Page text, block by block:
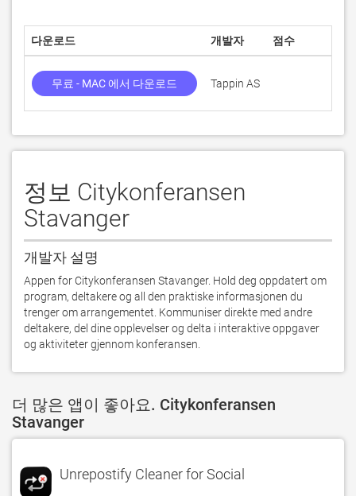
다운로드 개발자 점수
무료 - MAC 에서 다운로드 Tappin AS
정보 Citykonferansen
Stavanger
개발자 설명
Appen for Citykonferansen Stavanger. Hold deg oppdatert om
program, deltakere og all den praktiske informasjonen du
trenger om arrangementet. Kommuniser direkte med andre
deltakere, del dine opplevelser og delta i interaktive oppgaver
og aktiviteter gjennom konferansen.
더 많은 앱이 좋아요. Citykonferansen
Stavanger
Unrepostify Cleaner for Social